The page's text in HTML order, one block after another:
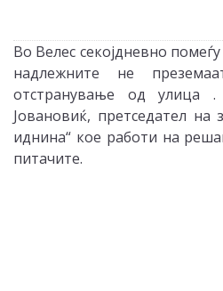
Во Велес секојдневно
надлежните не
отстранување од улица
Јовановиќ, претседател на
иднина“ кое работи на
питачите.